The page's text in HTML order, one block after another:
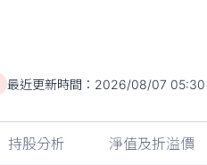
最近更新時間： 2026/08/07 05:30
持股分析 淨值及折溢價